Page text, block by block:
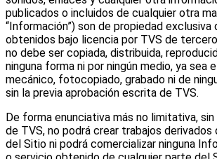
publicados o incluidos de cualquier otra
“Información”) son de propiedad
obtenidos bajo licencia por TVS de
no debe ser copiada, distribuida,
ninguna forma ni por ningún medio, ya sea
mecánico, fotocopiado, grabado ni de
sin la previa aprobación escrita de TVS.
De forma enunciativa más no limitativa,
de TVS, no podrá crear trabajos derivados
del Sitio ni podrá comercializar ninguna